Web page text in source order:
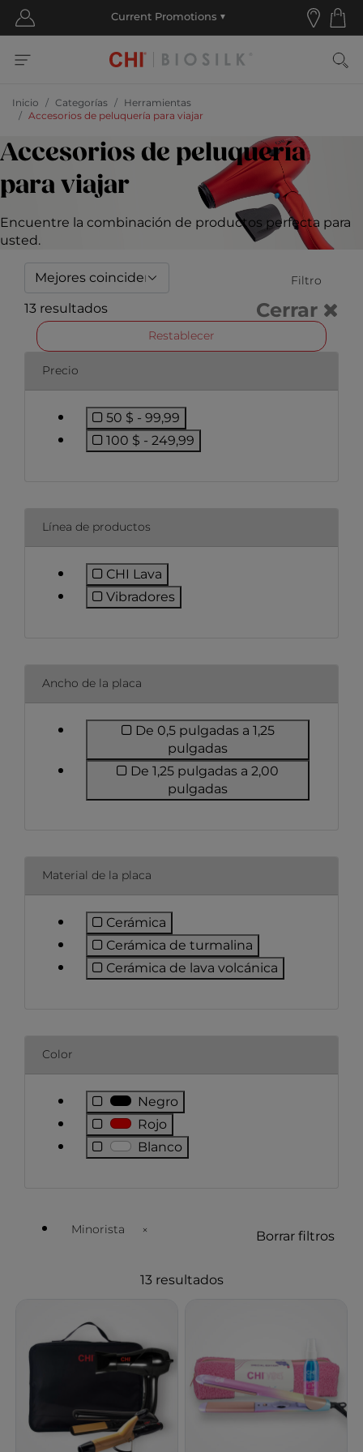
Inicio Categorías
Herramientas
Accesorios de peluquería para viajar
Accesorios de peluquería
para viajar
Encuentre la combinación de productos perfecta para
usted.
Filtro
13 resultados Cerrar
Restablecer
Precio
50 $ - 99,99
Filtrar por precio: 50 $ - 99,99
100 $ - 249,99
Filtrar por precio: 100 $ - 249,99
Línea de productos
CHI Lava
Filtrar por línea de productos: CHI
Vibradores
Filtrar por línea de productos: Vibes
Ancho de la placa
De 0,5 pulgadas a 1,25
pulgadasFiltrar por ancho de
De 1,25 pulgadas a 2,00
pulgadasFiltrar por ancho de
Material de la placa
Cerámica
Filtrar por material de la placa:
Cerámica de turmalina
Filtrar por material de la
Cerámica de lava volcánica
Filtrar por material de la
Color
Negro
Rojo
Blanco
Minorista
Eliminar filtro Actualmente refinado por tipo de
Borrar filtros
13 resultados